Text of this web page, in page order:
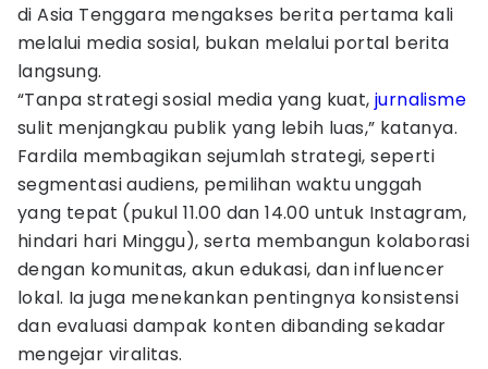
di Asia Tenggara mengakses berita pertama kali
melalui media sosial, bukan melalui portal berita
langsung.
“Tanpa strategi sosial media yang kuat, jurnalisme
sulit menjangkau publik yang lebih luas,” katanya.
Fardila membagikan sejumlah strategi, seperti
segmentasi audiens, pemilihan waktu unggah
yang tepat (pukul 11.00 dan 14.00 untuk Instagram,
hindari hari Minggu), serta membangun kolaborasi
dengan komunitas, akun edukasi, dan influencer
lokal. Ia juga menekankan pentingnya konsistensi
dan evaluasi dampak konten dibanding sekadar
mengejar viralitas.